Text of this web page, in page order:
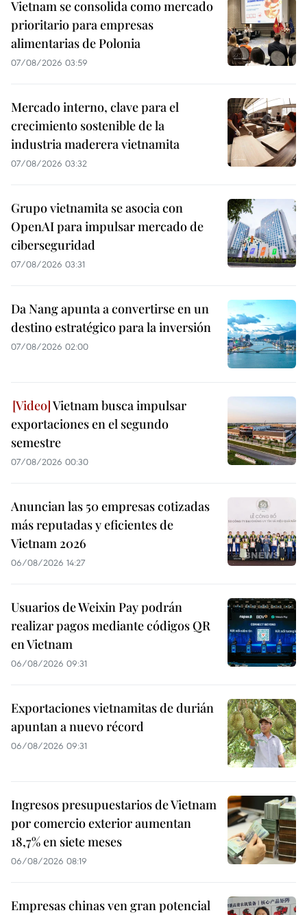
Vietnam se consolida como mercado
prioritario para empresas
alimentarias de Polonia
07/08/2026 03:59
Mercado interno, clave para el
crecimiento sostenible de la
industria maderera vietnamita
07/08/2026 03:32
Grupo vietnamita se asocia con
OpenAI para impulsar mercado de
ciberseguridad
07/08/2026 03:31
Da Nang apunta a convertirse en un
destino estratégico para la inversión
07/08/2026 02:00
Vietnam busca impulsar
exportaciones en el segundo
semestre
07/08/2026 00:30
Anuncian las 50 empresas cotizadas
más reputadas y eficientes de
Vietnam 2026
06/08/2026 14:27
Usuarios de Weixin Pay podrán
realizar pagos mediante códigos QR
en Vietnam
06/08/2026 09:31
Exportaciones vietnamitas de durián
apuntan a nuevo récord
06/08/2026 09:31
Ingresos presupuestarios de Vietnam
por comercio exterior aumentan
18,7% en siete meses
06/08/2026 08:19
Empresas chinas ven gran potencial